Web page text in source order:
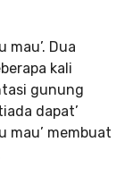
mau’. Dua
kali
gunung
dapat’
mau’ membuat